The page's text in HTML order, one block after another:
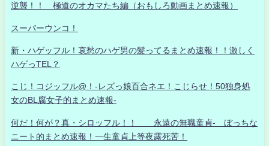
逆襲！！ 極道のオカマたち編（おもしろ動画まとめ速報）
スーパーウンコ！
新・ハゲッフル！哀愁のハゲ男の髪ってるまとめ速報！！激しく
ハゲっTEL？
こじ！コジッフル@！-レズっ娘百合ネエ！こじらせ！50独身処
女のBL腐女子的まとめ速報-
何だ！何が？真・シロッフル！！ 永遠の無職童貞- ぼっちな
ニート的まとめ速報！一生童貞上等夜露死苦！